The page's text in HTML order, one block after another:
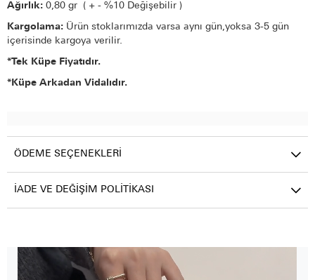
Ağırlık: 0,80 gr ( + - %10 Değişebilir )
Kargolama: Ürün stoklarımızda varsa aynı gün,yoksa 3-5 gün
içerisinde kargoya verilir.
*Tek Küpe Fiyatıdır.
*Küpe Arkadan Vidalıdır.
ÖDEME SEÇENEKLERI
İADE VE DEĞIŞIM POLITIKASI